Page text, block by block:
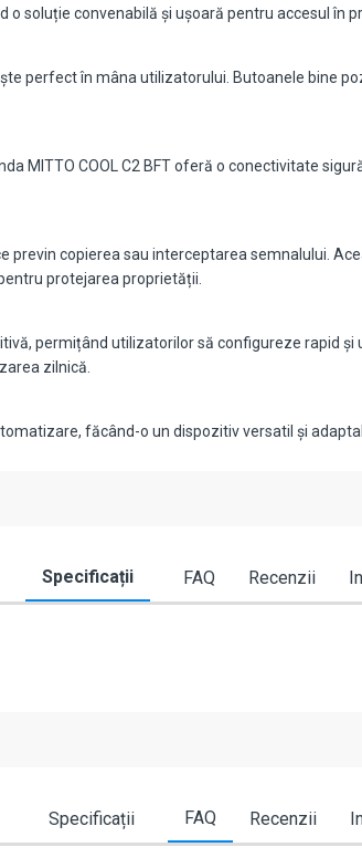
soluție convenabilă și ușoară pentru accesul în
perfect în mâna utilizatorului. Butoanele bine
MITTO COOL C2 BFT oferă o conectivitate
previn copierea sau interceptarea semnalului.
protejarea proprietății.
permițând utilizatorilor să configureze rapid
zilnică.
făcând-o un dispozitiv versatil și
Specificații FAQ Recenzii
Specificații FAQ Recenzii